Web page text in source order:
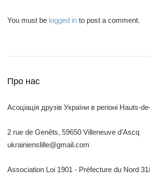
You must be logged in to post a comment.
Про нас
Асоціація друзів України в регіоні Hauts-
2 rue de Genêts, 59650 Villeneuve d’Ascq
ukrainienslille@gmail.com
Association Loi 1901 - Préfecture du Nord